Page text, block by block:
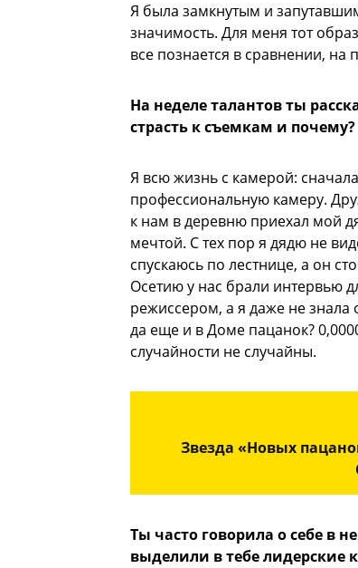
Я была замкнутым и
значимость. Для меня тот
все познается в сравнении, на
На неделе талантов ты
страсть к съемкам и почему?
Я всю жизнь с камерой:
профессиональную камеру.
к нам в деревню приехал мой
мечтой. С тех пор я дядю не
спускаюсь по лестнице, а он
Осетию у нас брали интервью
режиссером, а я даже не знала
да еще и в Доме пацанок?
случайности не случайны.
Звезда «Новых
Ты часто говорила о себе в
выделили в тебе